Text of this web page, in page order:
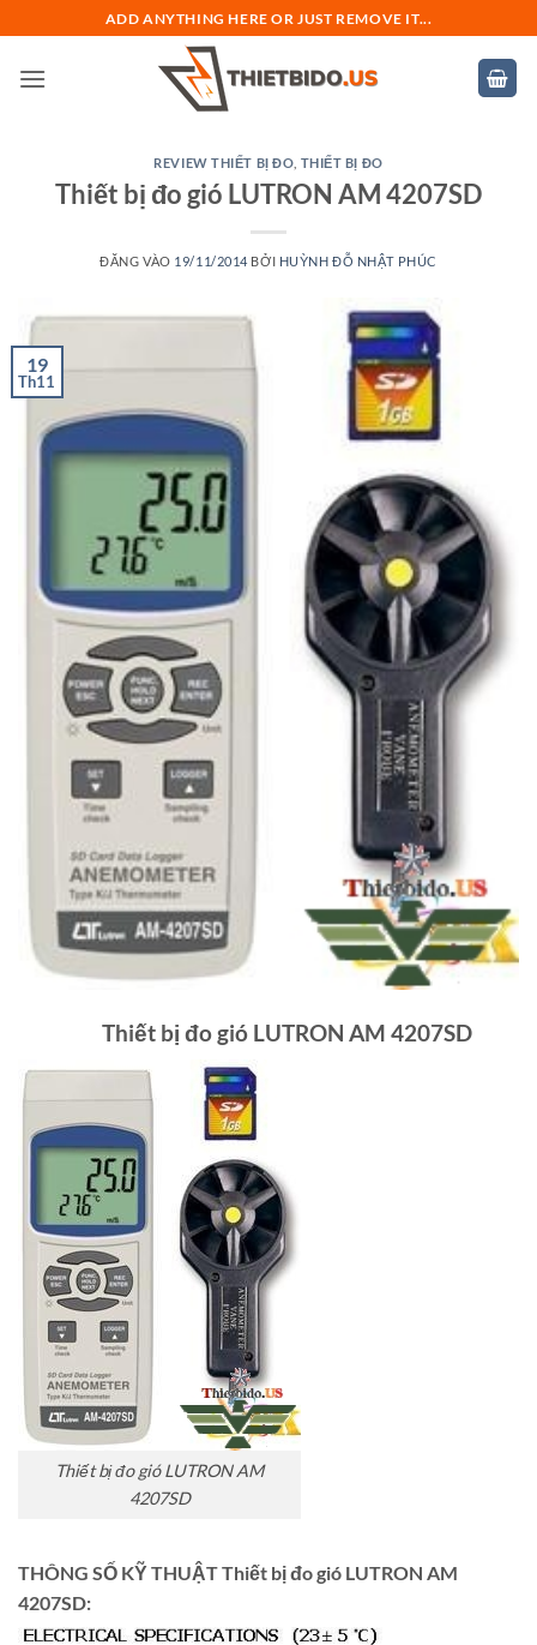
qua
nội
ADD ANYTHING HERE OR JUST REMOVE IT...
REVIEW THIẾT BỊ ĐO THIẾT BỊ ĐO
Thiết bị đo gió LUTRON AM 4207SD
ĐĂNG VÀO 19/11/2014 BỞI HUỲNH ĐỖ NHẬT PHÚC
19
Th11
Thiết bị đo gió LUTRON AM 4207SD
Thiết bị đo gió LUTRON AM
4207SD
THÔNG SỐ KỸ THUẬT Thiết bị đo gió LUTRON AM
4207SD: